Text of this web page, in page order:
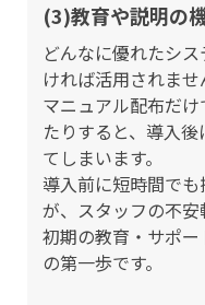
(3)教育や説明の
どんなに優れたシ
ければ活用されませ
マニュアル配布だ
たりすると、導入
てしまいます。
導入前に短時間で
が、スタッフの不安
初期の教育・サポ
の第一歩です。